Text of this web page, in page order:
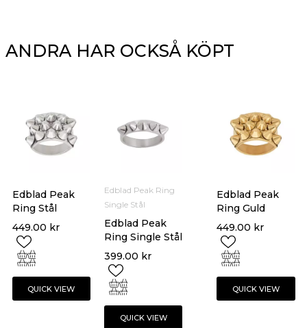
ANDRA HAR OCKSÅ KÖPT
Edblad Peak
Ring Stål
449.00 kr
QUICK VIEW
Edblad Peak
Ring Guld
449.00 kr
QUICK VIEW
Edblad Peak Ring
Single Stål
Edblad Peak
Ring Single Stål
399.00 kr
QUICK VIEW